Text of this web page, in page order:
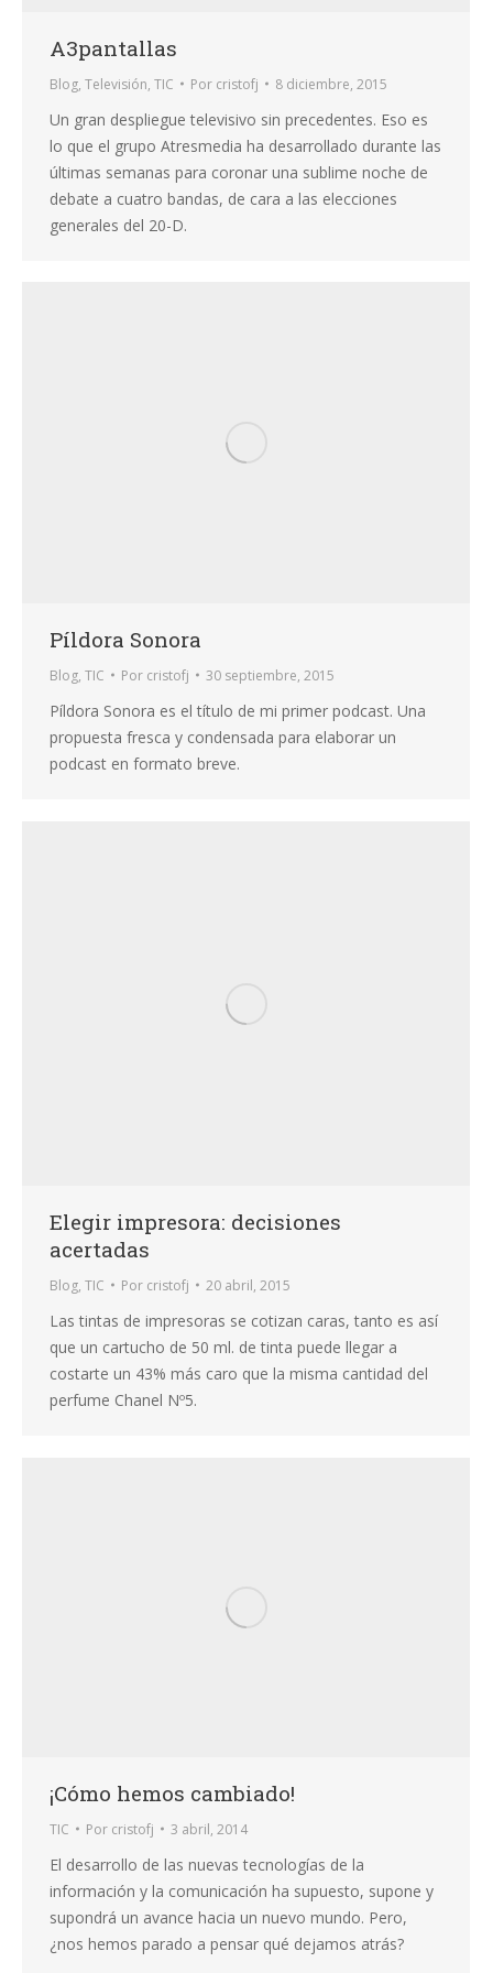
A3pantallas
Blog, Televisión, TIC Por cristofj 8 diciembre, 2015
Un gran despliegue televisivo sin precedentes. Eso es
lo que el grupo Atresmedia ha desarrollado durante las
últimas semanas para coronar una sublime noche de
debate a cuatro bandas, de cara a las elecciones
generales del 20-D.
Píldora Sonora
Blog, TIC Por cristofj 30 septiembre, 2015
Píldora Sonora es el título de mi primer podcast. Una
propuesta fresca y condensada para elaborar un
podcast en formato breve.
Elegir impresora: decisiones
acertadas
Blog, TIC Por cristofj 20 abril, 2015
Las tintas de impresoras se cotizan caras, tanto es así
que un cartucho de 50 ml. de tinta puede llegar a
costarte un 43% más caro que la misma cantidad del
perfume Chanel Nº5.
¡Cómo hemos cambiado!
TIC Por cristofj 3 abril, 2014
El desarrollo de las nuevas tecnologías de la
información y la comunicación ha supuesto, supone y
supondrá un avance hacia un nuevo mundo. Pero,
¿nos hemos parado a pensar qué dejamos atrás?